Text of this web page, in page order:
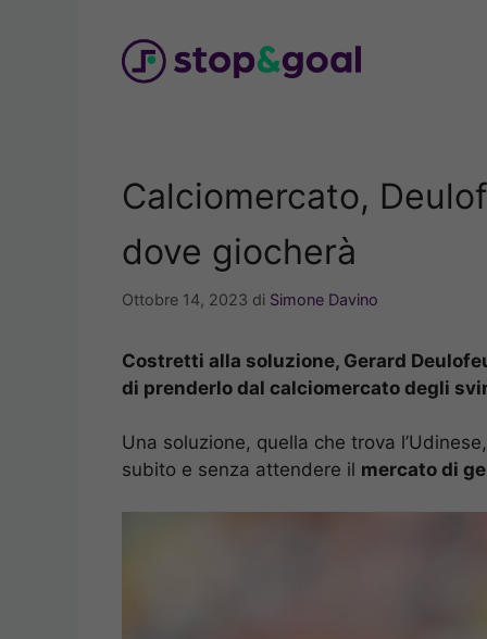
Calciomercato,
dove giocherà
Ottobre 14, 2023 di Simone Davino
Costretti alla soluzione, Gerard
di prenderlo dal calciomercato degli
Una soluzione, quella che trova
subito e senza attendere il mercato di